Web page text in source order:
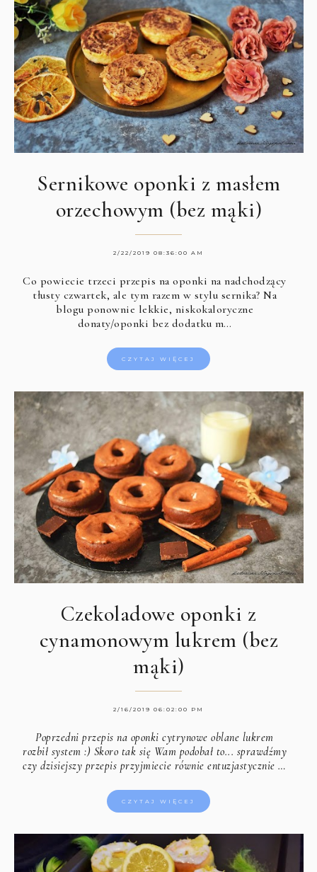
Sernikowe oponki z masłem
orzechowym (bez mąki)
2/22/2019 08:36:00 AM
Co powiecie trzeci przepis na oponki na nadchodzący
tłusty czwartek, ale tym razem w stylu sernika? Na
blogu ponownie lekkie, niskokaloryczne
donaty/oponki bez dodatku m…
CZYTAJ WIĘCEJ
Czekoladowe oponki z
cynamonowym lukrem (bez
mąki)
2/16/2019 06:02:00 PM
Poprzedni przepis na oponki cytrynowe oblane lukrem
rozbił system :) Skoro tak się Wam podobał to... sprawdźmy
czy dzisiejszy przepis przyjmiecie równie entuzjastycznie …
CZYTAJ WIĘCEJ